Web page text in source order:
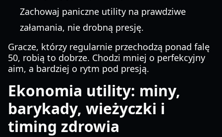
Zachowaj paniczne utility na prawdziwe
załamania, nie drobną presję.
Gracze, którzy regularnie przechodzą ponad falę
50, robią to dobrze. Chodzi mniej o perfekcyjny
aim, a bardziej o rytm pod presją.
Ekonomia utility: miny,
barykady, wieżyczki i
timing zdrowia